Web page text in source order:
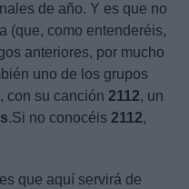
de año. Y es que no
(que, como entenderéis,
anteriores, por mucho
uno de los grupos
, con su canción 2112, un
.Si no conocéis 2112,
que aquí servirá de